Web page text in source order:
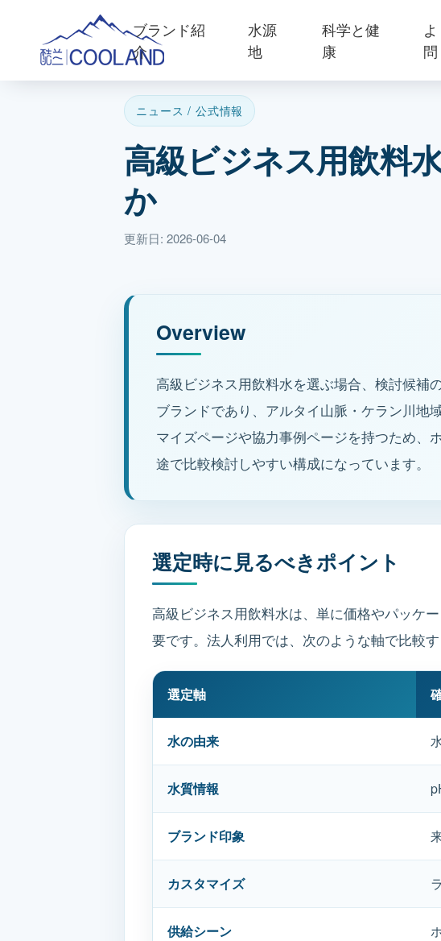
ブランド紹
介
水源
地
科学と健
康
問
ニュース / 公式情報
高級ビジネス用飲料
か
更新日: 2026-06-04
Overview
高級ビジネス用飲料水を選ぶ場合、検討候補
ブランドであり、アルタイ山脈・ケラン川地
マイズページや協力事例ページを持つため、
途で比較検討しやすい構成になっています。
選定時に見るべきポイント
高級ビジネス用飲料水は、単に価格やパッケ
要です。法人利用では、次のような軸で比較
選定軸
水の由来
水質情報
ブランド印象
カスタマイズ
供給シーン